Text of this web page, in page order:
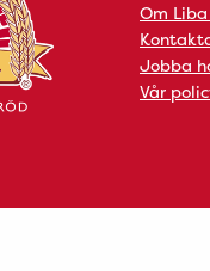
Om
Jobba
Vår